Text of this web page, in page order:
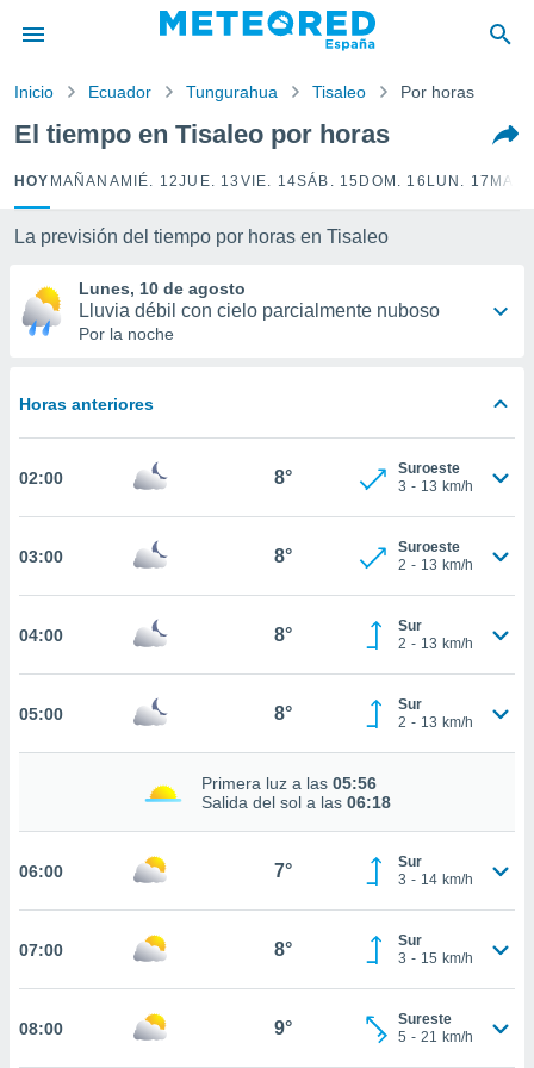
por
para
que se
calidad.
a este
y
digital
permite
seguir
coste.
a la
todas
nos
análisis
perfil
y
en
CONFIGURACIÓN
Inicio Ecuador Tungurahua Tisaleo Por horas
El tiempo en Tisaleo por horas
HOY MAÑANA MIÉ. 12JUE. 13 VIE. 14SÁB. 15 DOM. 16 LUN. 17
La previsión del tiempo por horas en Tisaleo
Lunes, 10 de agosto
Lluvia débil con cielo parcialmente nuboso
Por la noche
Horas anteriores
02:00 8°
Suroeste
3 - 13 km/h
03:00 8°
Suroeste
2 - 13 km/h
04:00 8°
Sur
2 - 13 km/h
05:00 8°
Sur
2 - 13 km/h
Primera luz a las 05:56
Salida del sol a las 06:18
06:00 7°
Sur
3 - 14 km/h
07:00 8°
Sur
3 - 15 km/h
08:00 9°
Sureste
5 - 21 km/h